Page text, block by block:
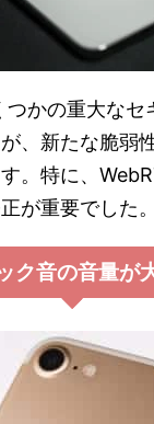
つかの重大なセ
、新たな脆弱
。特に、
が重要でした​。
ク音の音量が